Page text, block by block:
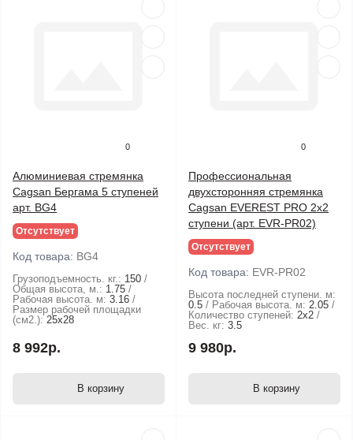
0
Алюминиевая стремянка
Cagsan Бергама 5 ступеней
арт. BG4
Отсутствует
Код товара: BG4
Грузоподъемность. кг.: 150
Общая высота, м.: 1.75
Рабочая высота. м: 3.16
Размер рабочей площадки
(см2.): 25х28
8 992р.
В корзину
0
Профессиональная
двухсторонняя стремянка
Cagsan EVEREST PRO 2х2
ступени (арт. EVR-PR02)
Отсутствует
Код товара: EVR-PR02
Высота последней ступени. м:
0.5
Рабочая высота. м: 2.05
Количество ступеней: 2х2
Вес. кг: 3.5
9 980р.
В корзину